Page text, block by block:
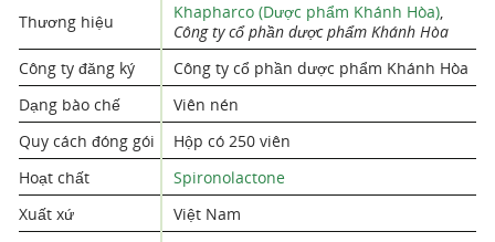
Thương hiệu Khapharco (Dược phẩm Khánh Hòa),
Công ty cổ phần dược phẩm Khánh Hòa
Công ty đăng ký
Công ty cổ phần dược phẩm Khánh Hòa
Dạng bào chế
Viên nén
Quy cách đóng gói
Hộp có 250 viên
Hoạt chất
Spironolactone
Xuất xứ
Việt Nam